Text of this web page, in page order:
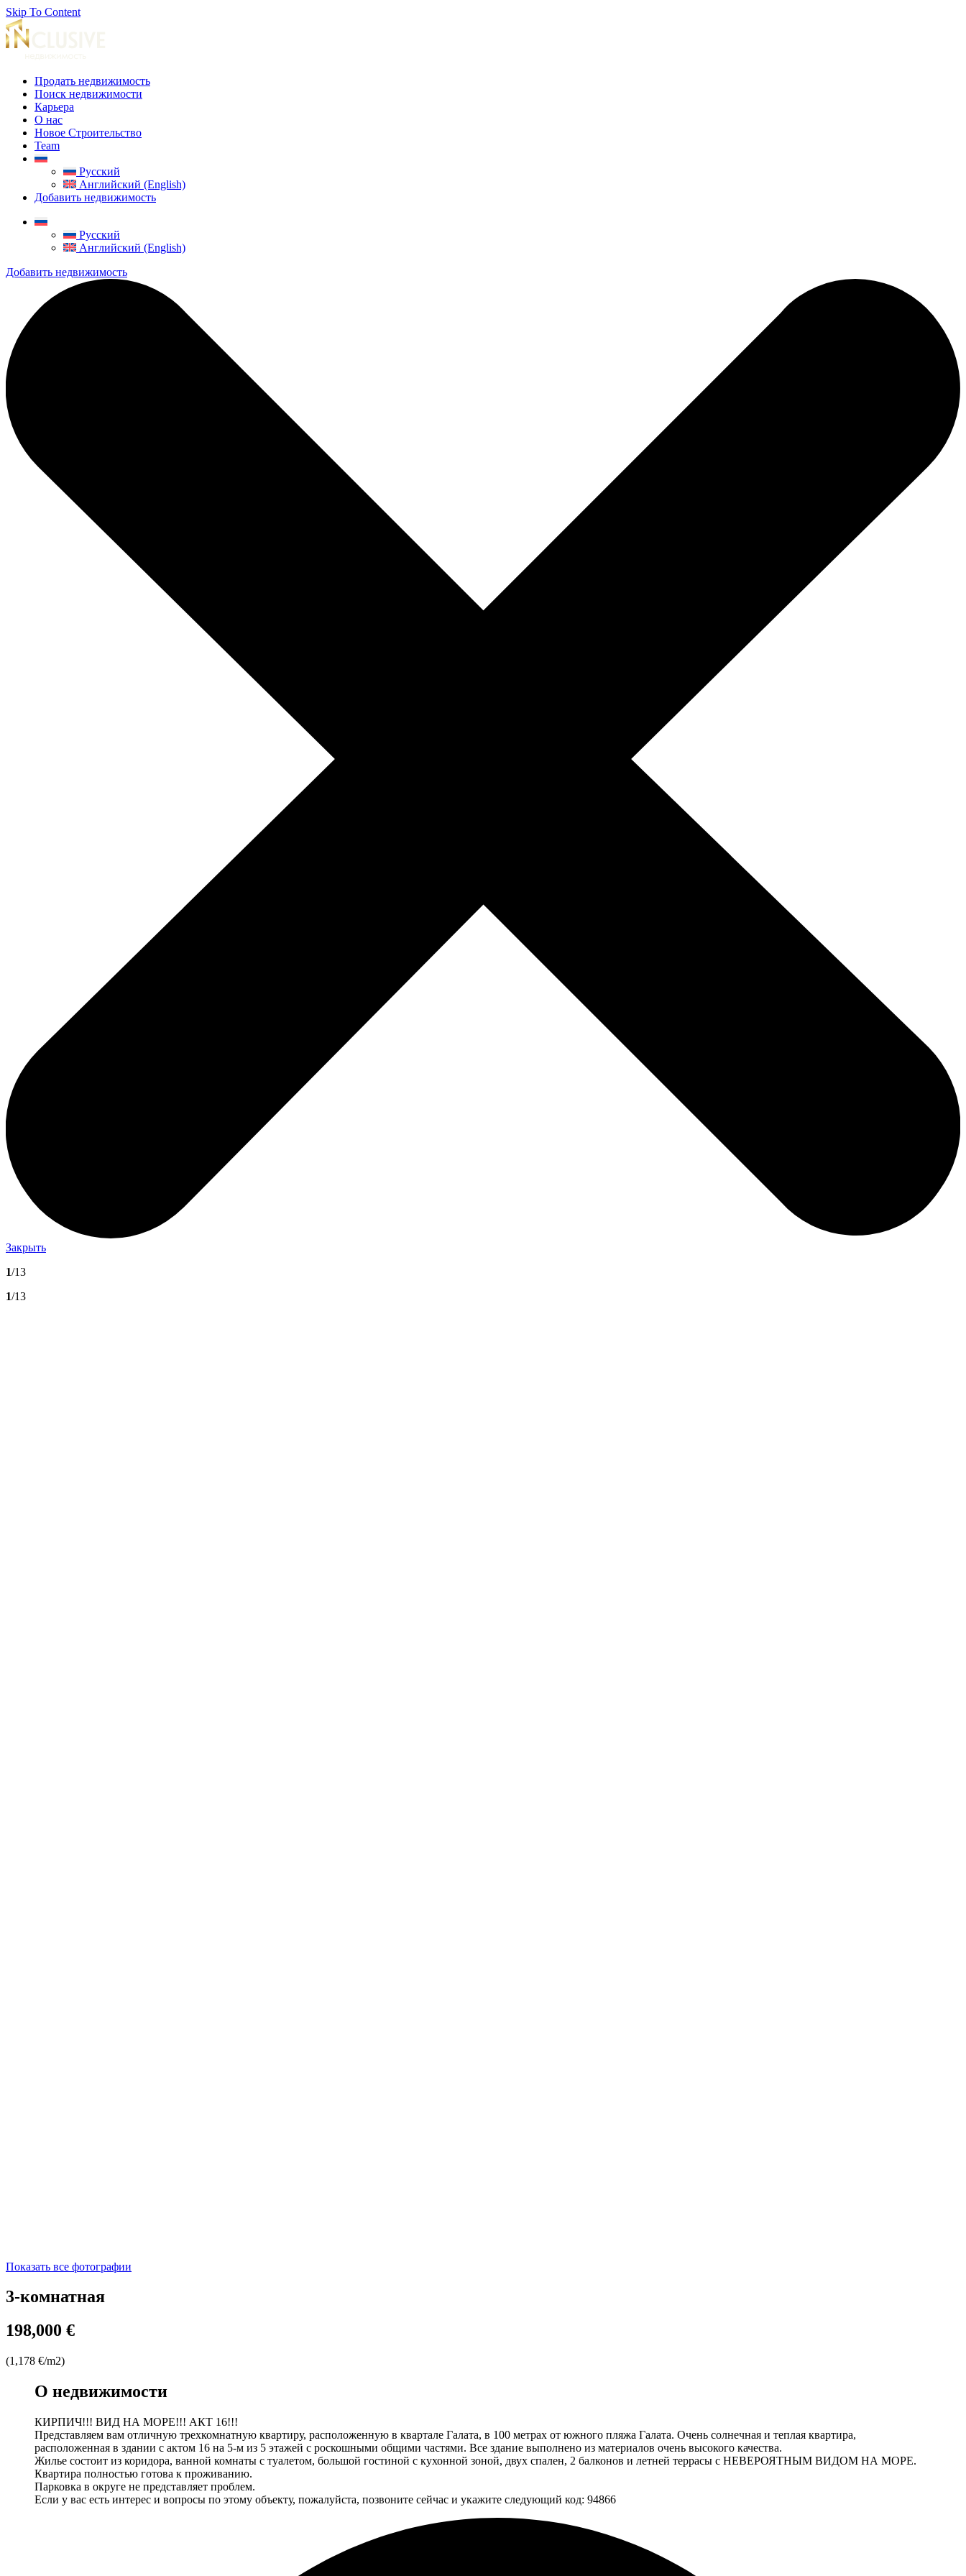
Skip To Content
Продать недвижимость
Поиск недвижимости
Карьера
О нас
Новое Строительство
Team
Русский
Английский (English)
Добавить недвижимость
Русский
Английский (English)
Добавить недвижимость
Закрыть
1/13
1/13
Показать все фотографии
3-комнатная
198,000 €
(1,178 €/m2)
О недвижимости
КИРПИЧ!!! ВИД НА МОРЕ!!! АКТ 16!!!
Представляем вам отличную трехкомнатную квартиру, расположенную в квартале Галата, в 100 метрах от южного пляжа Галата. Очень солнечная и теплая квартира,
расположенная в здании с актом 16 на 5-м из 5 этажей с роскошными общими частями. Все здание выполнено из материалов очень высокого качества.
Жилье состоит из коридора, ванной комнаты с туалетом, большой гостиной с кухонной зоной, двух спален, 2 балконов и летней террасы с НЕВЕРОЯТНЫМ ВИДОМ НА МОРЕ.
Квартира полностью готова к проживанию.
Парковка в округе не представляет проблем.
Если у вас есть интерес и вопросы по этому объекту, пожалуйста, позвоните сейчас и укажите следующий код: 94866